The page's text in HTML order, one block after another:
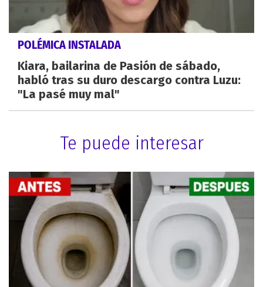
POLÉMICA INSTALADA
Kiara, bailarina de Pasión de sábado,
habló tras su duro descargo contra Luzu:
"La pasé muy mal"
Te puede interesar